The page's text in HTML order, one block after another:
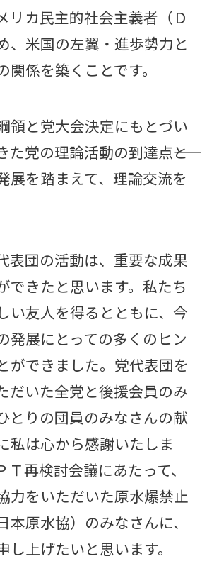
リカ民主的社会主義者（Ｄ
、米国の左翼・進歩勢力と
係を築くことです。
領と党大会決定にもとづい
党の理論活動の到達点――と
展を踏まえて、理論交流を
表団の活動は、重要な成果
できたと思います。私たち
い友人を得るとともに、今
発展にとっての多くのヒン
ができました。党代表団を
だいた全党と後援会員のみ
とりの団員のみなさんの献
私は心から感謝いたしま
Ｔ再検討会議にあたって、
力をいただいた原水爆禁止
本原水協）のみなさんに、
し上げたいと思います。